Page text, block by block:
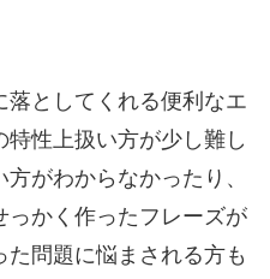
としてくれる便利なエ
性上扱い方が少し難し
がわからなかったり、
かく作ったフレーズが
問題に悩まされる方も